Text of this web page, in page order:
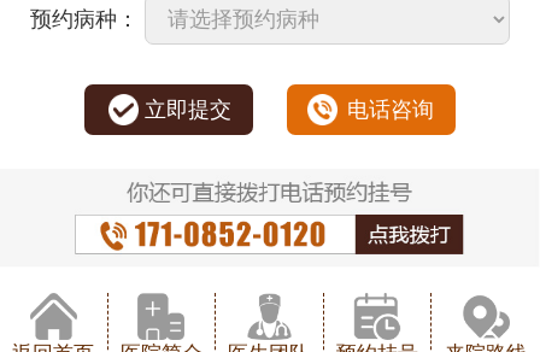
预约病种：
立即提交 电话咨询